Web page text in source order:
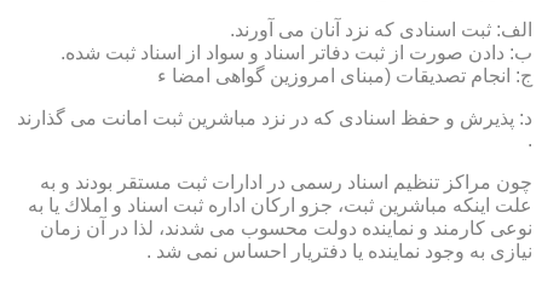
الف: ثبت اسنادی كه نزد آنان می آورند.
ب: دادن صورت از ثبت دفاتر اسناد و سواد از اسناد ثبت شده.
ج: انجام تصدیقات (مبنای امروزین گواهی امضا ء
د: پذیرش و حفظ اسنادی كه در نزد مباشرین ثبت امانت می گذارند
.
چون مراكز تنظیم اسناد رسمی در ادارات ثبت مستقر بودند و به
علت اینكه مباشرین ثبت، جزو اركان اداره ثبت اسناد و املاك یا به
نوعی كارمند و نماینده دولت محسوب می شدند، لذا در آن زمان
نیازی به وجود نماینده یا دفتریار احساس نمی شد .